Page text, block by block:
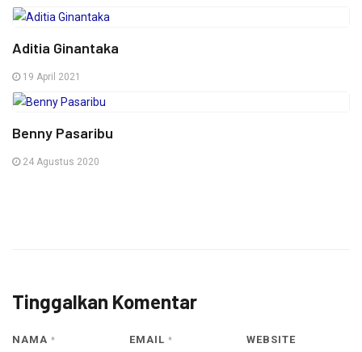
Aditia Ginantaka
19 April 2021
Benny Pasaribu
24 Agustus 2020
Tinggalkan Komentar
NAMA * EMAIL * WEBSITE